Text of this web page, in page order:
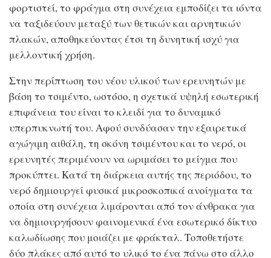
φορτιστεί, το φράγμα στη συνέχεια εμποδίζει τα ιόντα
να ταξιδεύουν μεταξύ των θετικών και αρνητικών
πλακών, αποθηκεύοντας έτσι τη δυνητική ισχύ για
μελλοντική χρήση.
Στην περίπτωση του νέου υλικού των ερευνητών με
βάση το τσιμέντο, ωστόσο, η σχετικά υψηλή εσωτερική
επιφάνεια του είναι το κλειδί για το δυναμικό
υπερπυκνωτή του. Αφού συνδύασαν την εξαιρετικά
αγώγιμη αιθάλη, τη σκόνη τσιμέντου και το νερό, οι
ερευνητές περιμένουν να ωριμάσει το μείγμα που
προκύπτει. Κατά τη διάρκεια αυτής της περιόδου, το
νερό δημιουργεί φυσικά μικροσκοπικά ανοίγματα τα
οποία στη συνέχεια λιμάρονται από τον άνθρακα για
να δημιουργήσουν φαινομενικά ένα εσωτερικό δίκτυο
καλωδίωσης που μοιάζει με φράκταλ. Τοποθετήστε
δύο πλάκες από αυτό το υλικό το ένα πάνω στο άλλο